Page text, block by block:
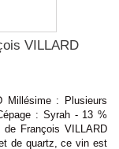
VILLARD
: Plusieurs
: Syrah - 13 %
François VILLARD
de quartz, ce vin est